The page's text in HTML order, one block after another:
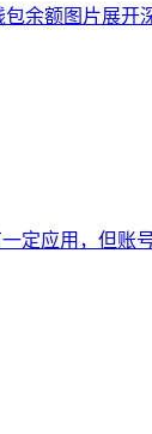
余额图片展开
定应用，但账